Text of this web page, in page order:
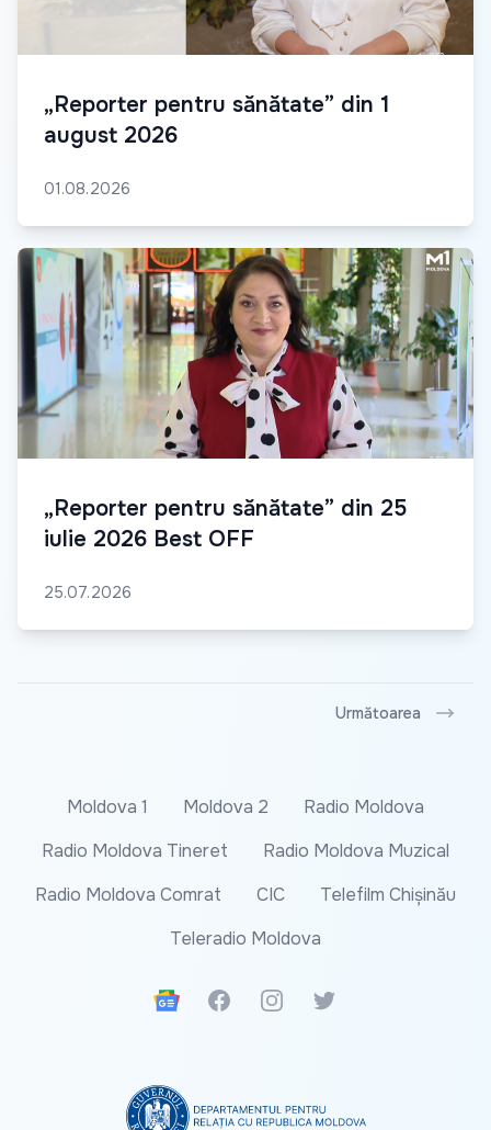
„Reporter pentru sănătate” din 1
august 2026
01.08.2026
„Reporter pentru sănătate” din 25
iulie 2026 Best OFF
25.07.2026
Următoarea
Moldova 1 Moldova 2
Radio Moldova
Radio Moldova Tineret
Radio Moldova Muzical
Radio Moldova Comrat
CIC
Telefilm Chișinău
Teleradio Moldova
Google News
FacebookInstagramTwitter